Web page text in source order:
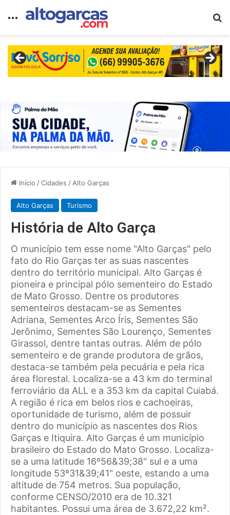
Menu
Início /Cidades /Alto Garças
Alto Garças Turismo
História de Alto Garça
O município tem esse nome "Alto Garças" pelo
fato do Rio Garças ter as suas nascentes
dentro do território municipal. Alto Garças é
pioneira e principal pólo sementeiro do Estado
de Mato Grosso. Dentre os produtores
sementeiros destacam-se as Sementes
Adriana, Sementes Arco Íris, Sementes São
Jerônimo, Sementes São Lourenço, Sementes
Girassol, dentre tantas outras. Além de pólo
sementeiro e de grande produtora de grãos,
destaca-se também pela pecuária e pela rica
área florestal. Localiza-se a 43 km do terminal
ferroviário da ALL e a 353 km da capital Cuiabá.
A região é rica em belos rios e cachoeiras,
oportunidade de turismo, além de possuir
dentro do município as nascentes dos Rios
Garças e Itiquira. Alto Garças é um município
brasileiro do Estado do Mato Grosso. Localiza-
se a uma latitude 16º56&39;38" sul e a uma
longitude 53º31&39;41" oeste, estando a uma
altitude de 754 metros. Sua população,
conforme CENSO/2010 era de 10.321
habitantes. Possui uma área de 3.672,22 km².